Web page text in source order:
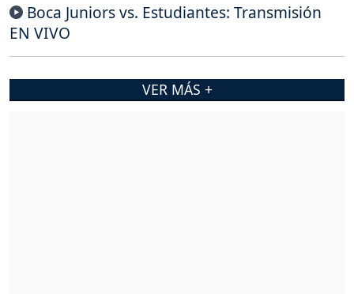
Boca Juniors vs. Estudiantes: Transmisión
EN VIVO
VER MÁS +